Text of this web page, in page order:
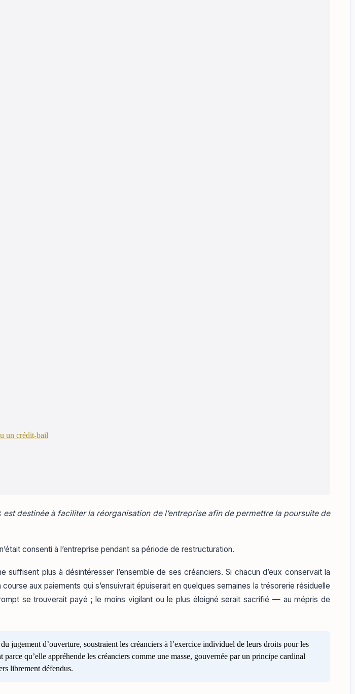
un crédit-bail
est destinée à faciliter la réorganisation de l’entreprise afin de permettre la poursuite de
consenti à l’entreprise pendant sa période de restructuration.
plus à désintéresser l’ensemble de ses créanciers. Si chacun d’eux conservait la
aux paiements qui s’ensuivrait épuiserait en quelques semaines la trésorerie résiduelle
se trouverait payé ; le moins vigilant ou le plus éloigné serait sacrifié — au mépris de
jugement d’ouverture, soustraient les créanciers à l’exercice individuel de leurs droits pour les
parce qu’elle appréhende les créanciers comme une masse, gouvernée par un principe cardinal
librement défendus.